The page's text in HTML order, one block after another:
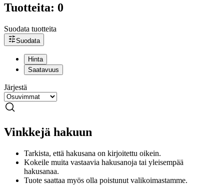
Tuotteita: 0
Suodata tuotteita
Suodata
Hinta
Saatavuus
Järjestä
Vinkkejä hakuun
Tarkista, että hakusana on kirjoitettu oikein.
Kokeile muita vastaavia hakusanoja tai yleisempää
hakusanaa.
Tuote saattaa myös olla poistunut valikoimastamme.